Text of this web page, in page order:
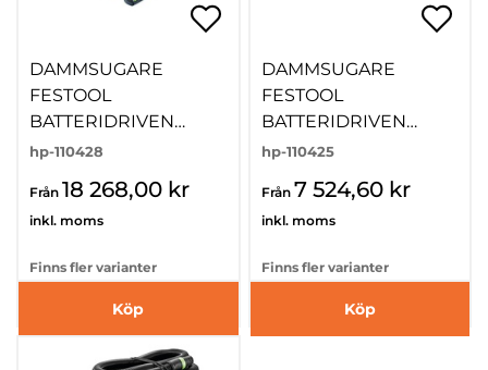
DAMMSUGARE
FESTOOL
BATTERIDRIVEN
CTMC MIDI
hp-110428
Från 18 268,00 kr
inkl. moms
Finns fler varianter
Köp
DAMMSUGARE
FESTOOL
BATTERIDRIVEN
CTMC SYS
hp-110425
Från 7 524,60 kr
inkl. moms
Finns fler varianter
Köp